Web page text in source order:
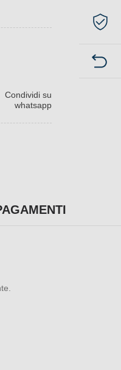
Condividi su
whatsapp